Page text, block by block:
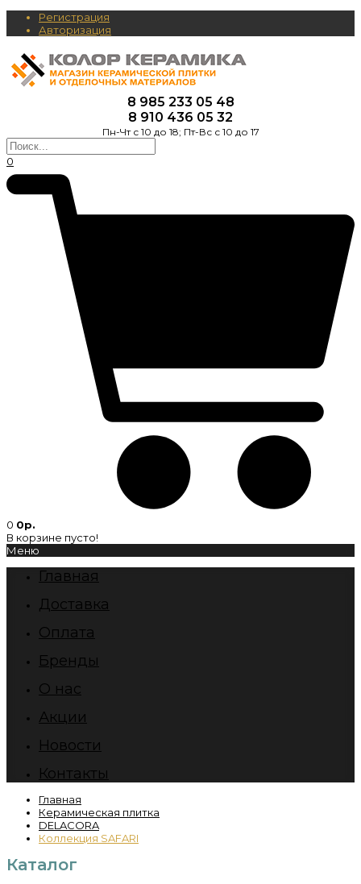
Регистрация
Авторизация
8 985 233 05 48
8 910 436 05 32
Пн-Чт с 10 до 18; Пт-Вс с 10 до 17
0
0 0р.
В корзине пусто!
Меню
Главная
Доставка
Оплата
Бренды
О нас
Акции
Новости
Контакты
Главная
Керамическая плитка
DELACORA
Коллекция SAFARI
Каталог